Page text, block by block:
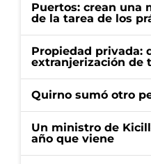
Puertos: crean una
de la tarea de los
Propiedad privada:
extranjerización de
Quirno sumó otro
Un ministro de
año que viene